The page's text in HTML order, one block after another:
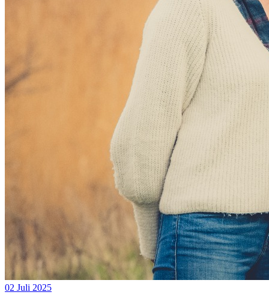
02 Juli 2025